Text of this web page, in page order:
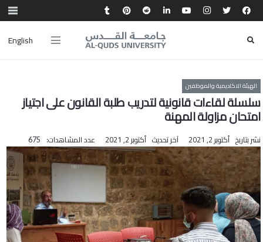
English
الهيئة الاكاديمية والموظفين
سلسلة لقاءات قانونية لتدريب طلبة القانون على اجتياز
امتحان مزاولة المهنة
نشر بتاريخ أكتوبر 2, 2021 آخر تحديث أكتوبر 2, 2021 عدد المشاهدات: 675